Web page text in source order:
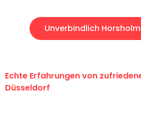
Unverbindlich
Echte Erfahrungen von
Düsseldorf